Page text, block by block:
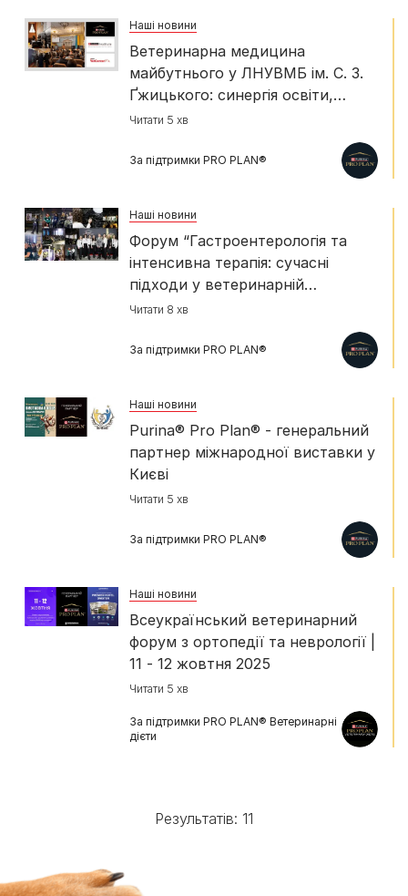
Наші новини
Ветеринарна медицина
майбутнього у ЛНУВМБ ім. С. З.
Ґжицького: синергія освіти,
науки та міжнародної
Читати 5 хв
За підтримки PRO PLAN®
Наші новини
Форум “Гастроентерологія та
інтенсивна терапія: сучасні
підходи у ветеринарній
медицині”
Читати 8 хв
За підтримки PRO PLAN®
Наші новини
Purina® Pro Plan® - генеральний
партнер міжнародної виставки у
Києві
Читати 5 хв
За підтримки PRO PLAN®
Наші новини
Всеукраїнський ветеринарний
форум з ортопедії та неврології |
11 - 12 жовтня 2025
Читати 5 хв
За підтримки PRO PLAN® Ветеринарні
дієти
Результатів: 11